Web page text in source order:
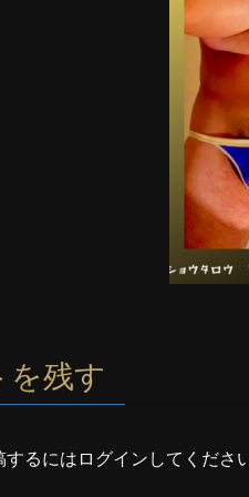
を残す
するには ログイン してくださ